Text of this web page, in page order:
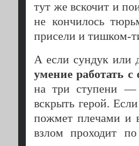
тут же вскочит и
не кончилось
присели и тишком-
А если сундук или
умение работать
на три ступени —
вскрыть герой.
пожмет плечами и
взлом проходит